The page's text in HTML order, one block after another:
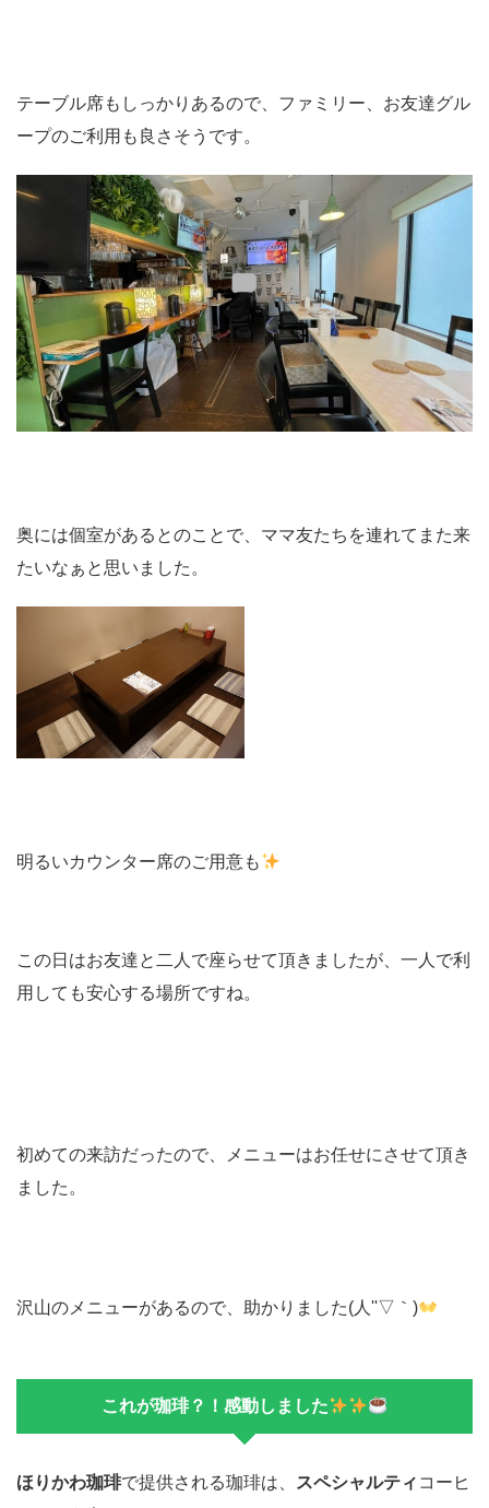
テーブル席もしっかりあるので、ファミリー、お友達グル
ープのご利用も良さそうです。
奥には個室があるとのことで、ママ友たちを連れてまた来
たいなぁと思いました。
明るいカウンター席のご用意も
この日はお友達と二人で座らせて頂きましたが、一人で利
用しても安心する場所ですね。
初めての来訪だったので、メニューはお任せにさせて頂き
ました。
沢山のメニューがあるので、助かりました(人''▽｀)
これが珈琲？！感動しました
ほりかわ珈琲で提供される珈琲は、 スペシャルティ コーヒ